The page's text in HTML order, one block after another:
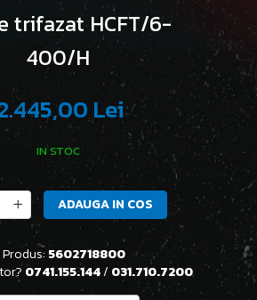
trifazat HCFT/6-
400/H
Lei
IN STOC
ADAUGA IN COS
5602718800
0741.155.144/ 031.710.7200